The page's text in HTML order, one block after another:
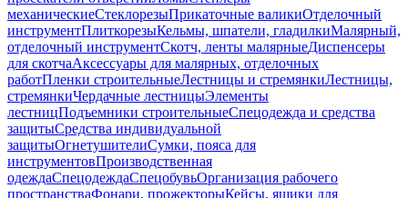
механическиеСтеклорезыПрикаточные валикиОтделочный
инструментПлиткорезыКельмы, шпатели, гладилкиМалярный,
отделочный инструментСкотч, ленты малярныеДиспенсеры
для скотчаАксессуары для малярных, отделочных
работПленки строительныеЛестницы и стремянкиЛестницы,
стремянкиЧердачные лестницыЭлементы
лестницПодъемники строительныеСпецодежда и средства
защитыСредства индивидуальной
защитыОгнетушителиСумки, пояса для
инструментовПроизводственная
одеждаСпецодеждаСпецобувьОрганизация рабочего
пространстваФонари, прожекторыКейсы, ящики для